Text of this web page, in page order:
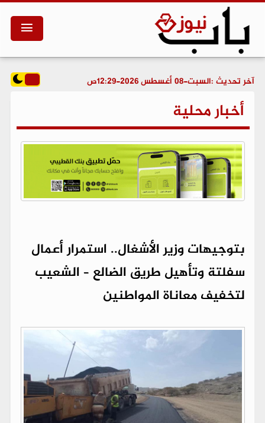
آخر تحديث :السبت-08 أغسطس 2026-12:29ص
أخبار محلية
بتوجيهات وزير الأشغال.. استمرار أعمال
سفلتة وتأهيل طريق الضالع – الشعيب
لتخفيف معاناة المواطنين